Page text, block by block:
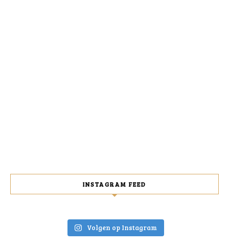
INSTAGRAM FEED
Volgen op Instagram